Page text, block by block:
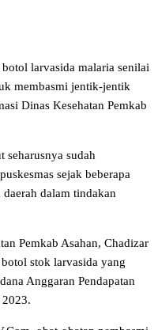
larvasida malaria senilai
membasmi jentik-jentik
Dinas Kesehatan Pemkab
seharusnya sudah
sejak beberapa
dalam tindakan
Pemkab Asahan, Chadizar
stok larvasida yang
Anggaran Pendapatan